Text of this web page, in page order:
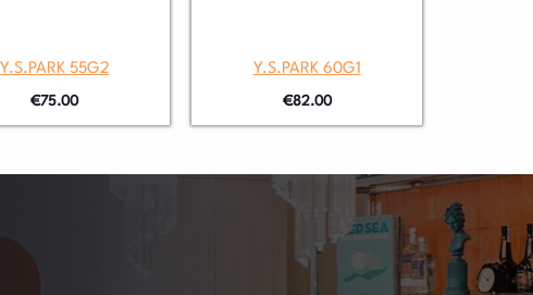
Y.S.PARK 55G2
€75.00
Y.S.PARK 60G1
€82.00